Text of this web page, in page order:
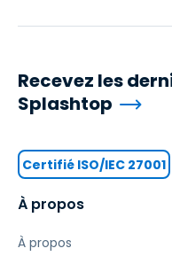
À propos
À propos
Recevez les
Splashtop
Certifié ISO/IEC 27001